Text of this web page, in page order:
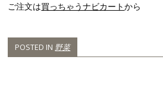
ご注文は買っちゃうナビカートから
POSTED IN 野菜